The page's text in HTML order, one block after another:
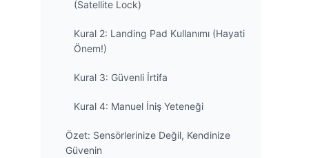
(Satellite Lock)
Kural 2: Landing Pad Kullanımı (Hayati
Önem!)
Kural 3: Güvenli İrtifa
Kural 4: Manuel İniş Yeteneği
Özet: Sensörlerinize Değil, Kendinize
Güvenin